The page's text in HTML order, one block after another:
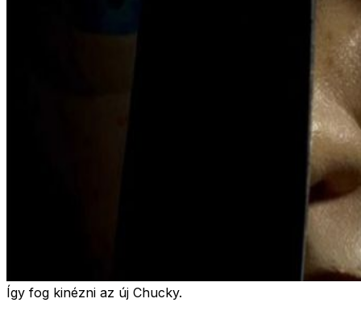
Így fog kinézni az új Chucky.